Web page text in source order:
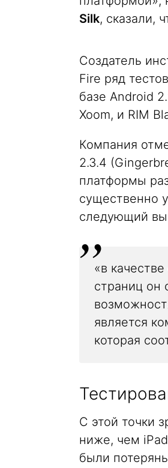
Silk, сказали,
Создатель
Fire ряд
базе Android
Xoom, и RIM
Компания
2.3.4
платформы
существенно
следующий
«в
страниц он
является
которая
С этой точки
ниже, чем
были